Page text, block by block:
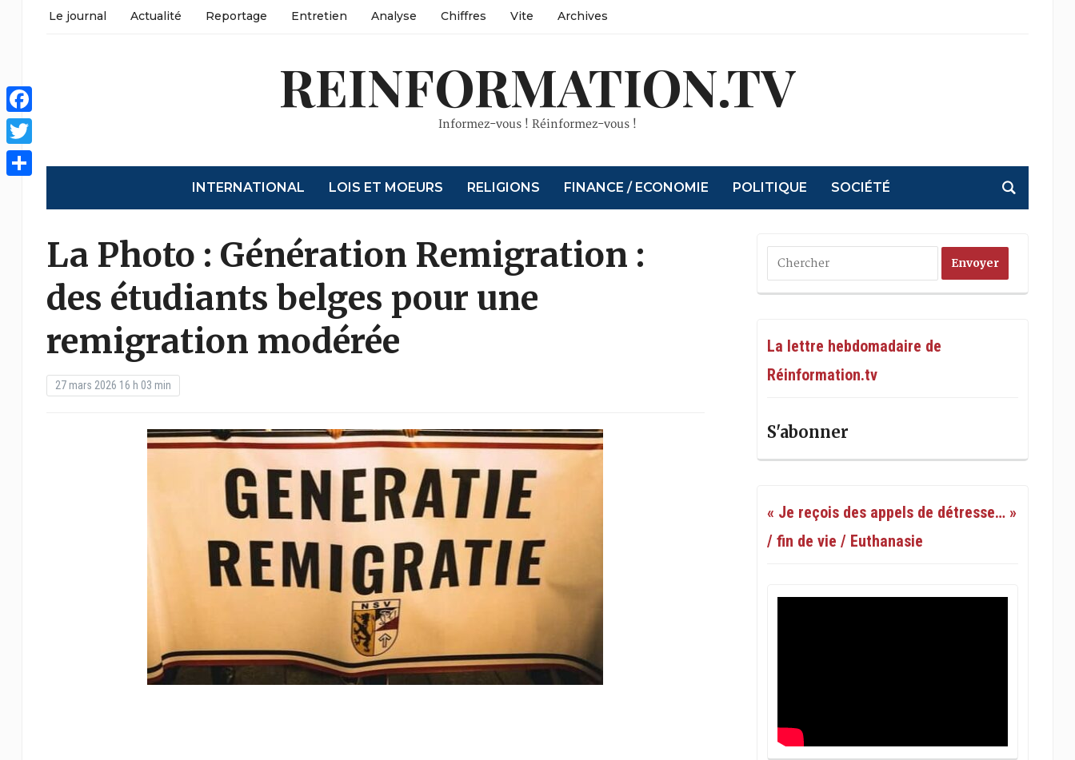
Le journal Actualité Reportage Entretien Analyse Chiffres Vite Archives
REINFORMATION.TV
Informez-vous ! Réinformez-vous !
INTERNATIONAL LOIS ET MOEURS RELIGIONS FINANCE / ECONOMIE POLITIQUE SOCIÉTÉ
La Photo : Génération Remigration :
des étudiants belges pour une
remigration modérée
27 mars 2026 16 h 03 min
La lettre hebdomadaire de
Réinformation.tv
S'abonner
« Je reçois des appels de détresse… »
/ fin de vie / Euthanasie
Facebook
Twitter